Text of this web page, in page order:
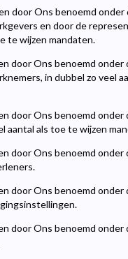
door Ons benoemd onder
en door de
te wijzen mandaten.
door Ons benoemd onder
in dubbel zo veel
door Ons benoemd onder
aantal als toe te wijzen
door Ons benoemd onder
door Ons benoemd onder
door Ons benoemd onder